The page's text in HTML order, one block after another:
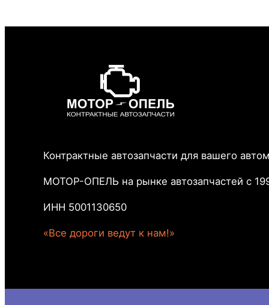
Контрактные автозапчасти для вашего
МОТОР-ОПЕЛЬ на рынке автозапчастей с
ИНН 5001130650
«Все дороги ведут к нам!»